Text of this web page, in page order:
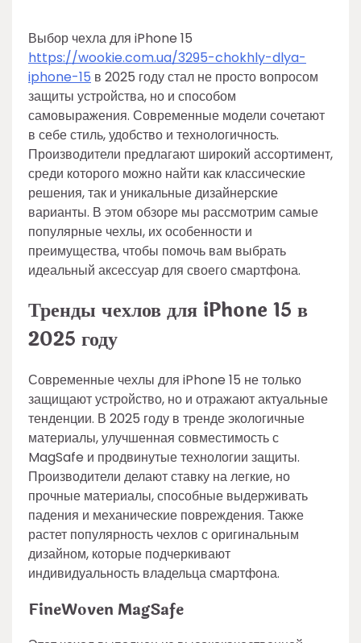
Выбор чехла для iPhone 15
https://wookie.com.ua/3295-chokhly-dlya-
iphone-15 в 2025 году стал не просто вопросом
защиты устройства, но и способом
самовыражения. Современные модели сочетают
в себе стиль, удобство и технологичность.
Производители предлагают широкий ассортимент,
среди которого можно найти как классические
решения, так и уникальные дизайнерские
варианты. В этом обзоре мы рассмотрим самые
популярные чехлы, их особенности и
преимущества, чтобы помочь вам выбрать
идеальный аксессуар для своего смартфона.
Тренды чехлов для iPhone 15 в
2025 году
Современные чехлы для iPhone 15 не только
защищают устройство, но и отражают актуальные
тенденции. В 2025 году в тренде экологичные
материалы, улучшенная совместимость с
MagSafe и продвинутые технологии защиты.
Производители делают ставку на легкие, но
прочные материалы, способные выдерживать
падения и механические повреждения. Также
растет популярность чехлов с оригинальным
дизайном, которые подчеркивают
индивидуальность владельца смартфона.
FineWoven MagSafe